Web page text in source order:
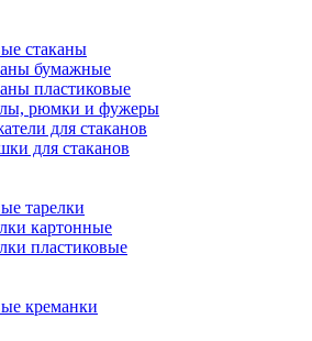
стаканы
бумажные
пластиковые
рюмки и фужеры
для стаканов
для стаканов
тарелки
картонные
пластиковые
креманки